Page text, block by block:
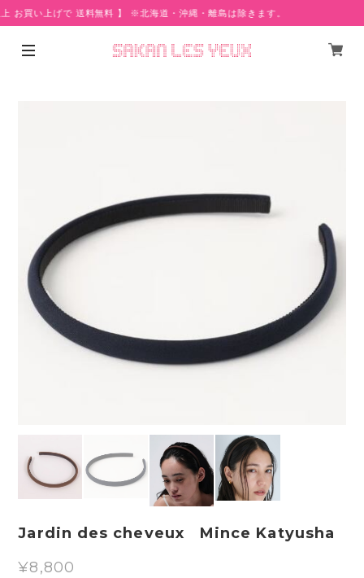
買い上げで 送料無料 】 ※北海道・沖縄・離島は除きます。
Jardin des cheveux Mince Katyusha
¥8,800